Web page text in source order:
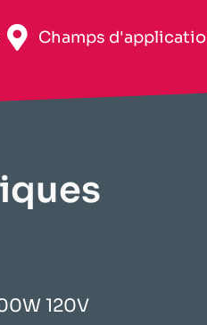
​Champs
120V